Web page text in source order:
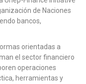
de Naciones
bancos,
orientadas a
el sector financiero
operaciones
herramientas y